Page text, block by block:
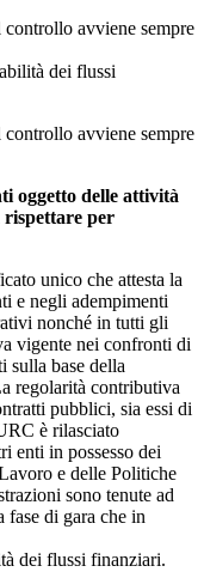
avviene sempre
dei flussi
avviene sempre
oggetto delle attività
rispettare per
unico che attesta la
e negli adempimenti
nonché in tutti gli
vigente nei confronti di
base della
regolarità contributiva
pubblici, sia essi di
è rilasciato
enti in possesso dei
e delle Politiche
sono tenute ad
di gara che in
dei flussi finanziari.